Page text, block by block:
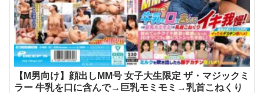
【M男向け】顔出しMM号 女子大生限定 ザ・マジックミ
ラー 牛乳を口に含んで→巨乳モミモミ→乳首こねくり